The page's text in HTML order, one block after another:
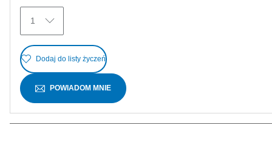
1
Dodaj do listy życzeń
POWIADOM MNIE